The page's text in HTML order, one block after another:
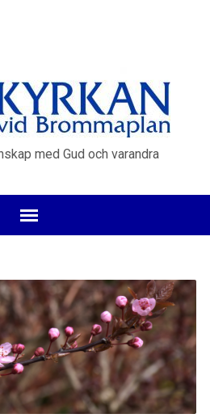
med Gud och varandra